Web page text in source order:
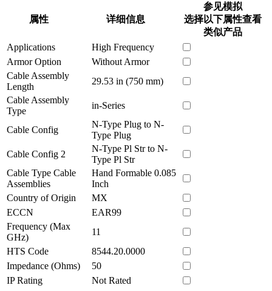
属性 详细信息
参见模拟
选择以下属性查看
类似产品
Applications
High Frequency
Armor Option
Without Armor
Cable Assembly
Length
29.53 in (750 mm)
Cable Assembly
Type
in-Series
Cable Config
N-Type Plug to N-
Type Plug
Cable Config 2
N-Type Pl Str to N-
Type Pl Str
Cable Type Cable
Assemblies
Hand Formable 0.085
Inch
Country of Origin
MX
ECCN
EAR99
Frequency (Max
GHz)
11
HTS Code
8544.20.0000
Impedance (Ohms)
50
IP Rating
Not Rated